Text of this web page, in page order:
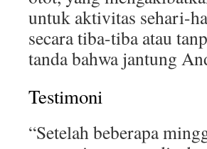
untuk aktivitas sehari-
secara tiba-tiba atau
tanda bahwa jantung
Testimoni
“Setelah beberapa